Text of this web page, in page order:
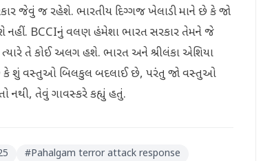
જેવું જ રહેશે. ભારતીય દિગ્ગજ ખેલાડી માને છે કે જો
નહીં. BCCIનું વલણ હંમેશા ભારત સરકાર તેમને જે
તે કોઈ અલગ હશે. ભારત અને શ્રીલંકા એશિયા
છે કે શું વસ્તુઓ બિલકુલ બદલાઈ છે, પરંતુ જો વસ્તુઓ
નથી, તેવું ગાવસ્કરે કહ્યું હતું.
#Pahalgam terror attack response